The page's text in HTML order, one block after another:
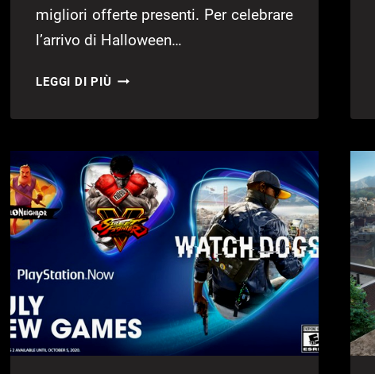
migliori offerte presenti. Per celebrare
l’arrivo di Halloween…
LEGGI DI PIÙ PS
MIGLIORI
DEI
SALDI
HALLOWEEN